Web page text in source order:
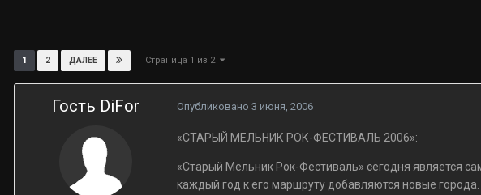
1 2 ДАЛЕЕ Страница 1 из 2
Гость DiFor Опубликовано 3 июня, 2006
«СТАРЫЙ МЕЛЬНИК РОК-ФЕСТИВАЛЬ 2006»:
«Старый Мельник Рок-Фестиваль» сегодня является
каждый год к его маршруту добавляются новые города.